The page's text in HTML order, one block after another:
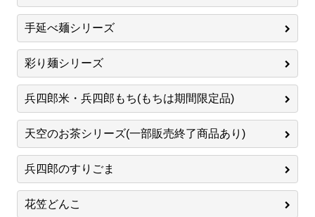
手延べ麺シリーズ
彩り麺シリーズ
兵四郎米・兵四郎もち(もちは期間限定品)
天空のお茶シリーズ(一部販売終了商品あり)
兵四郎のすりごま
花笠どんこ